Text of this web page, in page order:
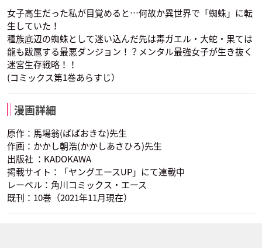
女子高生だった私が目覚めると…何故か異世界で「蜘蛛」に転
生していた！
種族底辺の蜘蛛として迷い込んだ先は毒ガエル・大蛇・果ては
龍も跋扈する最悪ダンジョン！？メンタル最強女子が生き抜く
迷宮生存戦略！！
(コミックス第1巻あらすじ）
漫画詳細
原作：馬場翁(ばばおきな)先生
作画：かかし朝浩(かかしあさひろ)先生
出版社 ：KADOKAWA
掲載サイト：「ヤングエースUP」にて連載中
レーベル：角川コミックス・エース
既刊：10巻（2021年11月現在）